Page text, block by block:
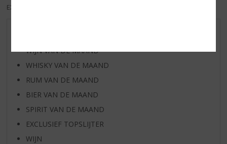
EXCL. BTW
WIJN VAN DE MAAND
WHISKY VAN DE MAAND
RUM VAN DE MAAND
BIER VAN DE MAAND
SPIRIT VAN DE MAAND
EXCLUSIEF TOPSLIJTER
WIJN